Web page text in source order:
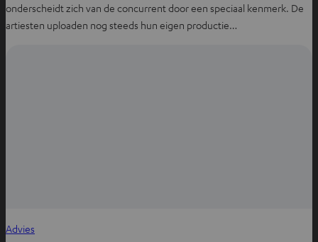
onderscheidt zich van de concurrent door een speciaal kenmerk. De
artiesten uploaden nog steeds hun eigen productie…
Advies